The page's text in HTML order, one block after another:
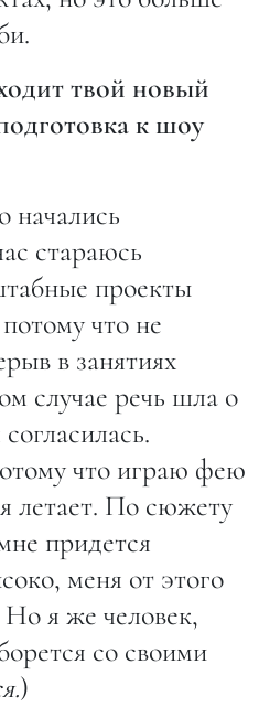
твой новый
к шоу
начались
стараюсь
проекты
что не
в занятиях
случае речь шла о
что играю фею
летает. По сюжету
придется
меня от этого
Но я же человек,
со своими
)